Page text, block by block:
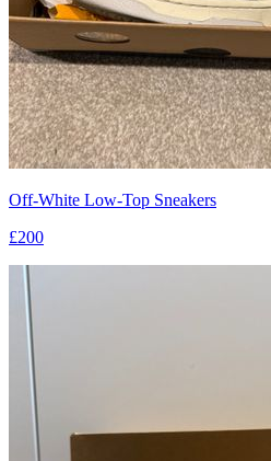
Off-White Low-Top Sneakers
£200